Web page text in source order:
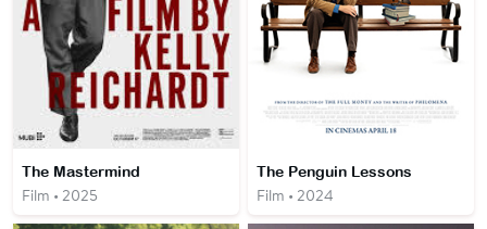
The Mastermind
Film • 2025
The Penguin Lessons
Film • 2024